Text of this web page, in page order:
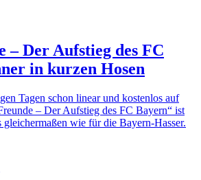
– Der Aufstieg des FC
in kurzen Hosen
Tagen schon linear und kostenlos auf
– Der Aufstieg des FC Bayern“ ist
gleichermaßen wie für die Bayern-Hasser.